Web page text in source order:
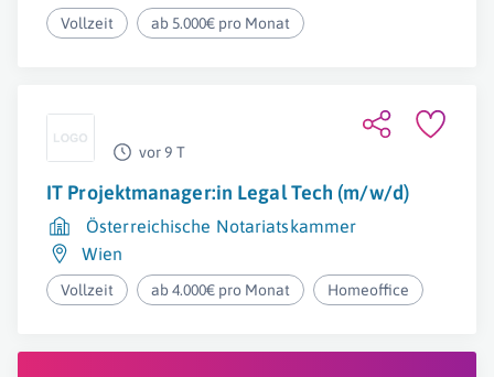
Vollzeit ab 5.000€ pro Monat
vor 9 T
IT Projektmanager:in Legal Tech (m/w/d)
Österreichische Notariatskammer
Wien
Vollzeit ab 4.000€ pro Monat Homeoffice